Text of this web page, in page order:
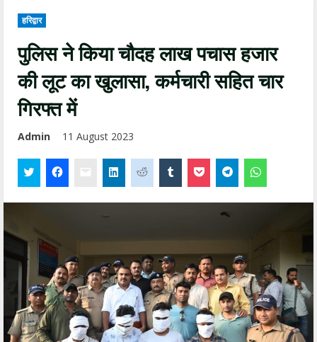
हरिद्वार
पुलिस ने किया चौदह लाख पचास हजार
की लूट का खुलासा, कर्मचारी सहित चार
गिरफ्त में
Admin 11 August 2023